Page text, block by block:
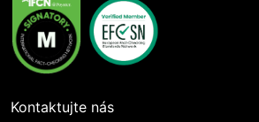
Kontaktujte nás